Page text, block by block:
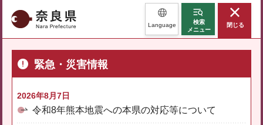
奈良県 Language
検索
メニュー
閉じる
緊急・災害情報
2026年8月7日
令和8年熊本地震への本県の対応等について